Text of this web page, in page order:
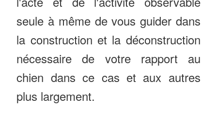
seule à même de vous guider dans
la construction et la déconstruction
nécessaire de votre rapport au
chien dans ce cas et aux autres
plus largement.